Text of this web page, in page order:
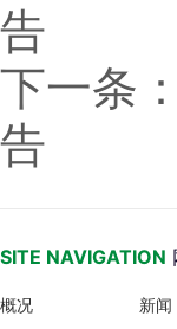
告
下一条
告
SITE NAVIGATION
概况
新闻